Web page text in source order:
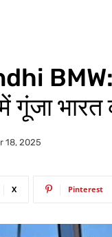
BMW:
गूंजा भारत
18, 2025
X Pinterest